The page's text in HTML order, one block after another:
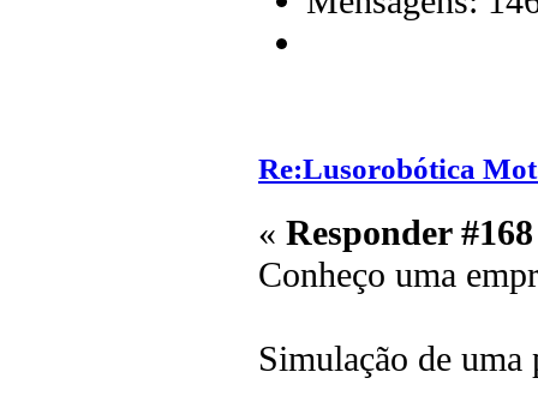
Re:Lusorobótica
« Responder
Conheço uma
Simulação de